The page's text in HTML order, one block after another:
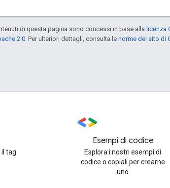
di questa pagina sono concessi in base alla licenza
2.0 . Per ulteriori dettagli, consulta le norme del sito di
tag
Esempi di codice
Esplora i nostri esempi di
codice o copiali per crearne
uno